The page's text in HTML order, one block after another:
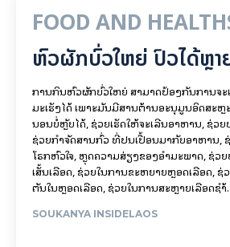
FOOD AND
ຫົວຜັກບົ່ວໃຫຍ່ ປົວໄດ້ຫຼາ
ການກິນຫົວຜັກບົ່ວໃຫຍ່ ສາມາດປ້ອງກັນການຈະ
ມະເຮັງໄດ້ ເພາະມັນມີສານຕ້ານອະນຸມູນອິດສະ
ນອນບໍ່ຫຼັບໄດ້, ຊ່ວຍເຮັດໃຫ້ຈະເລີນອາຫານ, ຊ່ວ
ຊ່ວຍກຳຈັດສານກົ່ວ ທີ່ປົນເປື້ອນມາກັບອາຫານ,
ໂຣກຫົວໃຈ,​ ຫຼຸດຄວາມສ່ຽງຂອງອຳມະພາດ, ຊ່ວ
ເສັ້ນເລືອດ, ຊ່ວຍໃນການຂະຫຍາຍຫຼອດເລືອດ, ຊ່
ຕັນໃນຫຼອດເລືອດ, ຊ່ວຍໃນການສະຫຼາຍເລືອດຊຳ້.
SOUKANYA INSIDELAOS